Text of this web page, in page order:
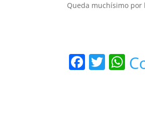
Queda muchísimo por
F T W